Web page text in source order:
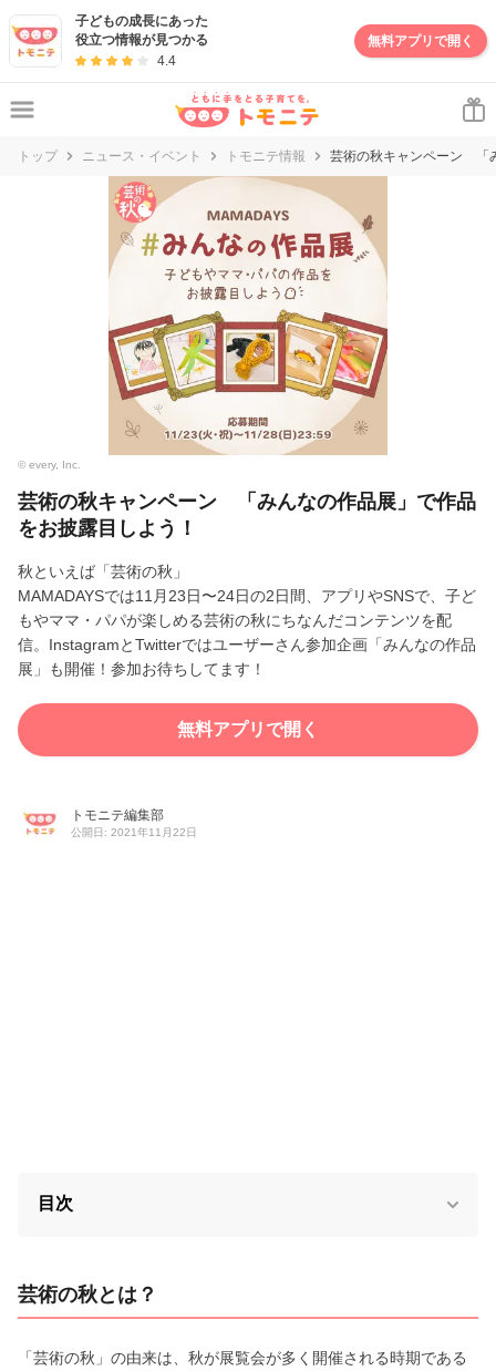
子どもの成長にあった
役立つ情報が見つかる
4.4
無料アプリで開く
トップ ニュース・イベント トモニテ情報 芸術の秋キャンペーン 「
© every, Inc.
芸術の秋キャンペーン 「みんなの作品展」で作品
をお披露目しよう！
秋といえば「芸術の秋」
MAMADAYSでは11月23日〜24日の2日間、アプリやSNSで、子ど
もやママ・パパが楽しめる芸術の秋にちなんだコンテンツを配
信。InstagramとTwitterではユーザーさん参加企画「みんなの作品
展」も開催！参加お待ちしてます！
無料アプリで開く
トモニテ編集部
公開日: 2021年11月22日
目次
芸術の秋とは？
「芸術の秋」の由来は、秋が展覧会が多く開催される時期である